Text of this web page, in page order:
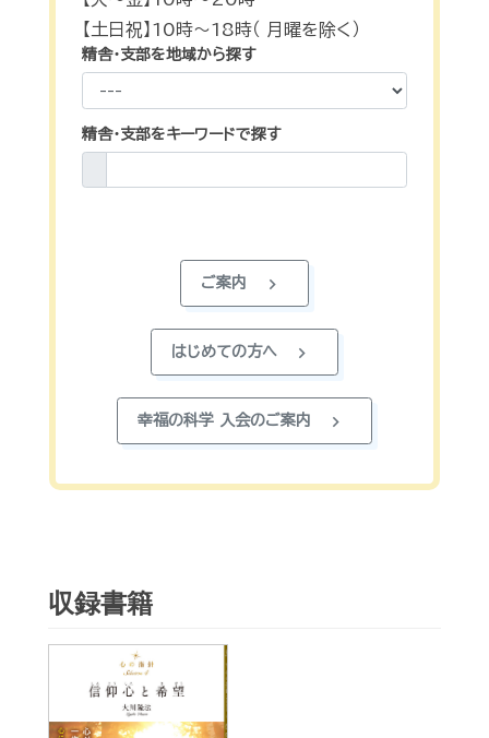
【土日祝】10時～18時（ 月曜を除く）
精舎・支部を地域から探す
精舎・支部をキーワードで探す
ご案内 chevron_right
はじめての方へ chevron_right
幸福の科学 入会のご案内 chevron_right
収録書籍